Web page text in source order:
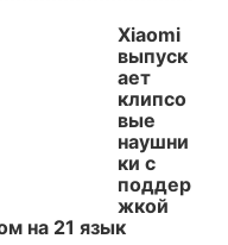
Xiaomi
выпуск
ает
клипсо
вые
наушни
ки с
поддер
жкой
на 21 язык